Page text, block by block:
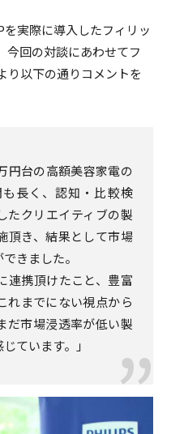
実際に導入したフィリッ
今回の対談にあわせてフ
り以下の通りコメントを
円台の高額美容家電の
長く、認知・比較検
たクリエイティブの製
頂き、結果として市場
きました。
連携頂けたこと、豊富
れまでにない視点から
だ市場浸透率が低い製
ています。」